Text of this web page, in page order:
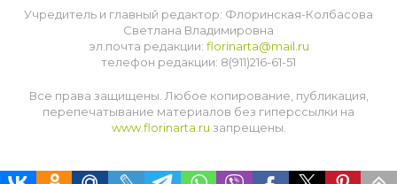
Учредитель и главный редактор: Флоринская-Колбасова
Светлана Владимировна
эл.почта редакции: florinarta@mail.ru
телефон редакции: 8(911)216-61-51
Все права защищены. Любое копирование, публикация,
перепечатывание материалов без гиперссылки на
www.florinarta.ru запрещены.